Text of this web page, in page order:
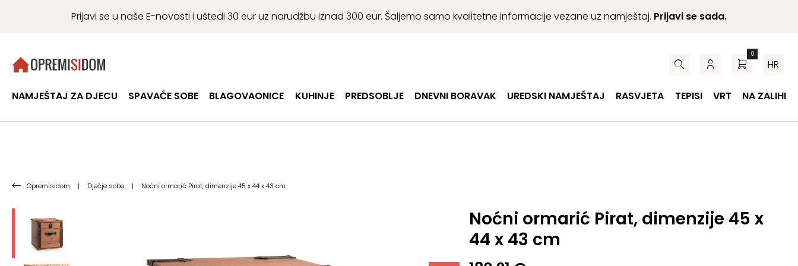
Prijavi se u naše E-novosti i uštedi 30 eur uz narudžbu iznad 300 eur. Šaljemo samo kvalitetne informacije vezane uz namještaj. Prijavi se sada.
0
HR
NAMJEŠTAJ ZA DJECU SPAVAĆE SOBE BLAGOVAONICE KUHINJE PREDSOBLJE DNEVNI BORAVAK UREDSKI NAMJEŠTAJ RASVJETA TEPISI VRT NA ZALIHI
Opremisidom | Dječje sobe | Noćni ormarić Pirat, dimenzije 45 x 44 x 43 cm
Noćni ormarić Pirat, dimenzije 45 x
44 x 43 cm